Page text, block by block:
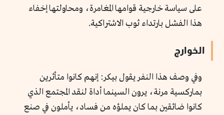
على سياسة خارجية قوامها المغامرة، ومحاولتها إخفاء
هذا الفشل بارتداء ثوب الاشتراكية.
الخوارج
وفي وصف هذا النفر يقول بيكر: إنهم كانوا متأثرين
بماركسية مرنة، يرون السينما أداة لنقد المجتمع الذي
كانوا ضائقين بما كان يملؤه من فساد، يأملون في صنع